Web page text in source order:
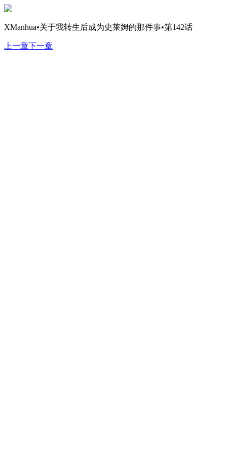
XManhua•关于我转生后成为史莱姆的那件事•第142话
上一章下一章